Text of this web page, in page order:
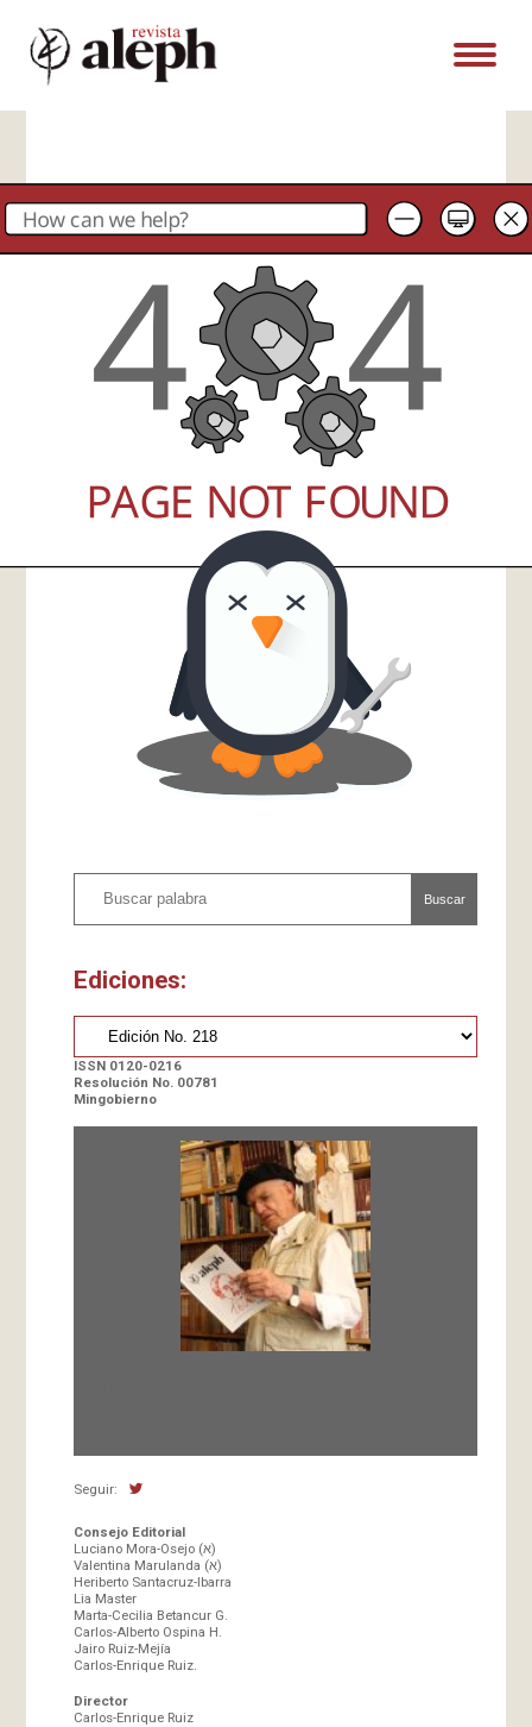
Buscar
Ediciones:
ISSN 0120-0216
Resolución No. 00781
Mingobierno
Seguir:
Consejo Editorial
Luciano Mora-Osejo (א)
Valentina Marulanda (א)
Heriberto Santacruz-Ibarra
Lia Master
Marta-Cecilia Betancur G.
Carlos-Alberto Ospina H.
Jairo Ruiz-Mejía
Carlos-Enrique Ruiz.
Director
Carlos-Enrique Ruiz